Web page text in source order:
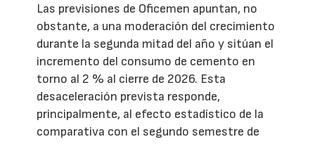
Las previsiones de Oficemen apuntan, no
obstante, a una moderación del crecimiento
durante la segunda mitad del año y sitúan el
incremento del consumo de cemento en
torno al 2 % al cierre de 2026. Esta
desaceleración prevista responde,
principalmente, al efecto estadístico de la
comparativa con el segundo semestre de